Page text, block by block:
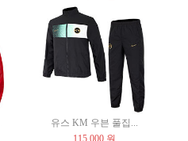
유스 KM 우븐 풀집...
115,000 원